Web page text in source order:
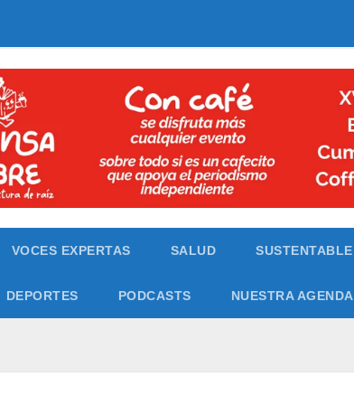
VOCES EXPERTAS SALUD SUSTENTABLE
DEPORTES PODCASTS NUESTRA AGENDA